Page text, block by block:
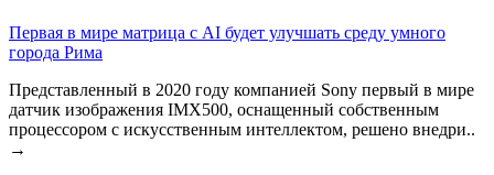
Первая в мире матрица с AI будет улучшать среду умного
города Рима
Представленный в 2020 году компанией Sony первый в мире
датчик изображения IMX500, оснащенный собственным
процессором с искусственным интеллектом, решено внедри..
→